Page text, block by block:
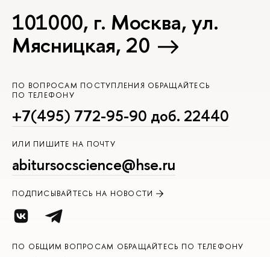
101000, г. Москва, ул.
Мясницкая, 20
ПО ВОПРОСАМ ПОСТУПЛЕНИЯ ОБРАЩАЙТЕСЬ
ПО ТЕЛЕФОНУ
+7(495) 772-95-90 доб. 22440
ИЛИ ПИШИТЕ НА ПОЧТУ
abitursocscience@hse.ru
ПОДПИСЫВАЙТЕСЬ НА НОВОСТИ
ПО ОБЩИМ ВОПРОСАМ ОБРАЩАЙТЕСЬ ПО ТЕЛЕФОНУ